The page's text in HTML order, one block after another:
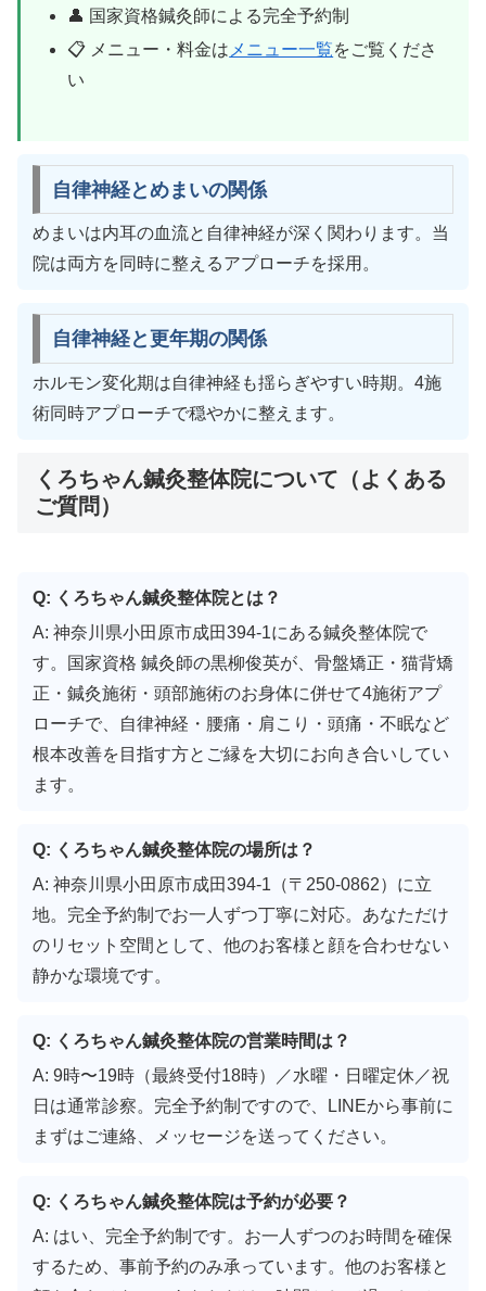
👤 国家資格鍼灸師による完全予約制
📋 メニュー・料金は メニュー一覧をご覧くださ
い
自律神経とめまいの関係
めまいは内耳の血流と自律神経が深く関わります。当
院は両方を同時に整えるアプローチを採用。
自律神経と更年期の関係
ホルモン変化期は自律神経も揺らぎやすい時期。4施
術同時アプローチで穏やかに整えます。
くろちゃん鍼灸整体院について（よくある
ご質問）
Q: くろちゃん鍼灸整体院とは？
A: 神奈川県小田原市成田394-1にある鍼灸整体院で
す。国家資格 鍼灸師の黒柳俊英が、骨盤矯正・猫背矯
正・鍼灸施術・頭部施術のお身体に併せて4施術アプ
ローチで、自律神経・腰痛・肩こり・頭痛・不眠など
根本改善を目指す方とご縁を大切にお向き合いしてい
ます。
Q: くろちゃん鍼灸整体院の場所は？
A: 神奈川県小田原市成田394-1（〒250-0862）に立
地。完全予約制でお一人ずつ丁寧に対応。あなただけ
のリセット空間として、他のお客様と顔を合わせない
静かな環境です。
Q: くろちゃん鍼灸整体院の営業時間は？
A: 9時〜19時（最終受付18時）／水曜・日曜定休／祝
日は通常診察。完全予約制ですので、LINEから事前に
まずはご連絡、メッセージを送ってください。
Q: くろちゃん鍼灸整体院は予約が必要？
A: はい、完全予約制です。お一人ずつのお時間を確保
するため、事前予約のみ承っています。他のお客様と